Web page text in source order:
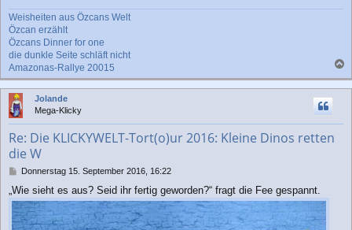
a
g
Weisheiten aus Özcans Welt
Özcan erzählt
Özcans Dinner for one
die dunkle Seite schläft nicht
Amazonas-Rallye 20015
a
c
Jolande
Mega-Klicky
Re: Die KLICKYWELT-Tort(o)ur 2016: Kleine Dinos retten
die W
B
i
r
Donnerstag 15. September 2016, 16:22
„Wie sieht es aus? Seid ihr fertig geworden?“ fragt die Fee gespannt.